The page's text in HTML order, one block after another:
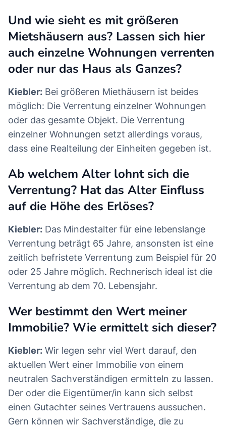
Und wie sieht es mit größeren
Mietshäusern aus? Lassen sich hier
auch einzelne Wohnungen verrenten
oder nur das Haus als Ganzes?
Kiebler: Bei größeren Miethäusern ist beides
möglich: Die Verrentung einzelner Wohnungen
oder das gesamte Objekt. Die Verrentung
einzelner Wohnungen setzt allerdings voraus,
dass eine Realteilung der Einheiten gegeben ist.
Ab welchem Alter lohnt sich die
Verrentung? Hat das Alter Einfluss
auf die Höhe des Erlöses?
Kiebler: Das Mindestalter für eine lebenslange
Verrentung beträgt 65 Jahre, ansonsten ist eine
zeitlich befristete Verrentung zum Beispiel für 20
oder 25 Jahre möglich. Rechnerisch ideal ist die
Verrentung ab dem 70. Lebensjahr.
Wer bestimmt den Wert meiner
Immobilie? Wie ermittelt sich dieser?
Kiebler: Wir legen sehr viel Wert darauf, den
aktuellen Wert einer Immobilie von einem
neutralen Sachverständigen ermitteln zu lassen.
Der oder die Eigentümer/in kann sich selbst
einen Gutachter seines Vertrauens aussuchen.
Gern können wir Sachverständige, die zu